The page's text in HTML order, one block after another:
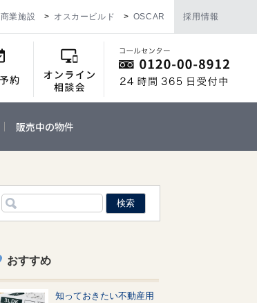
商業施設 オスカービルド OSCAR 採用情報
販売中の物件
おすすめ
知っておきたい不動産用